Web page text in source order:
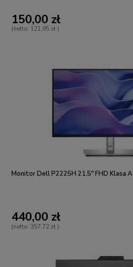
150,00 zł
(netto: 121,95 zł )
Monitor Dell P2225H 21,5" FHD Klasa A
440,00 zł
(netto: 357,72 zł )